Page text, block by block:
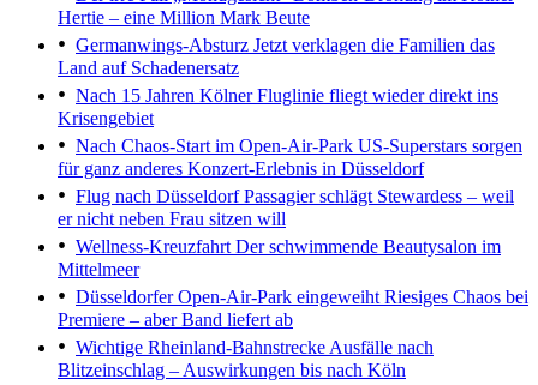
Hertie – eine Million Mark Beute
Germanwings-Absturz Jetzt verklagen die Familien das
Land auf Schadenersatz
Nach 15 Jahren Kölner Fluglinie fliegt wieder direkt ins
Krisengebiet
Nach Chaos-Start im Open-Air-Park US-Superstars sorgen
für ganz anderes Konzert-Erlebnis in Düsseldorf
Flug nach DüsseldorfPassagier schlägt Stewardess – weil
er nicht neben Frau sitzen will
Wellness-Kreuzfahrt Der schwimmende Beautysalon im
Mittelmeer
Düsseldorfer Open-Air-Park eingeweiht Riesiges Chaos bei
Premiere – aber Band liefert ab
Wichtige Rheinland-Bahnstrecke Ausfälle nach
Blitzeinschlag – Auswirkungen bis nach Köln